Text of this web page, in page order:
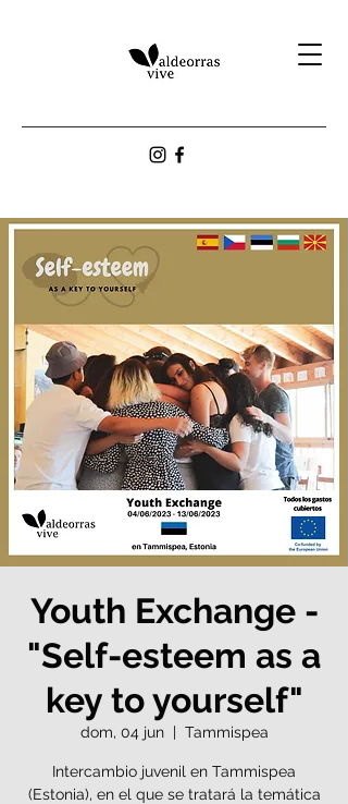
Youth Exchange -
"Self-esteem as a
key to yourself"
dom, 04 jun
  |
Tammispea
Intercambio juvenil en Tammispea
(Estonia), en el que se tratará la temática